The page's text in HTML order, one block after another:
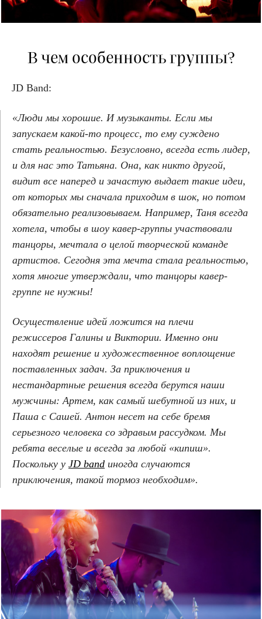
В чем особенность группы?
JD Band:
«Люди мы хорошие. И музыканты. Если мы
запускаем какой-то процесс, то ему суждено
стать реальностью. Безусловно, всегда есть лидер,
и для нас это Татьяна. Она, как никто другой,
видит все наперед и зачастую выдает такие идеи,
от которых мы сначала приходим в шок, но потом
обязательно реализовываем. Например, Таня всегда
хотела, чтобы в шоу кавер-группы участвовали
танцоры, мечтала о целой творческой команде
артистов. Сегодня эта мечта стала реальностью,
хотя многие утверждали, что танцоры кавер-
группе не нужны!
Осуществление идей ложится на плечи
режиссеров Галины и Виктории. Именно они
находят решение и художественное воплощение
поставленных задач. За приключения и
нестандартные решения всегда берутся наши
мужчины: Артем, как самый шебутной из них, и
Паша с Сашей. Антон несет на себе бремя
серьезного человека со здравым рассудком. Мы
ребята веселые и всегда за любой «кипиш».
Поскольку у JD band иногда случаются
приключения, такой тормоз необходим».